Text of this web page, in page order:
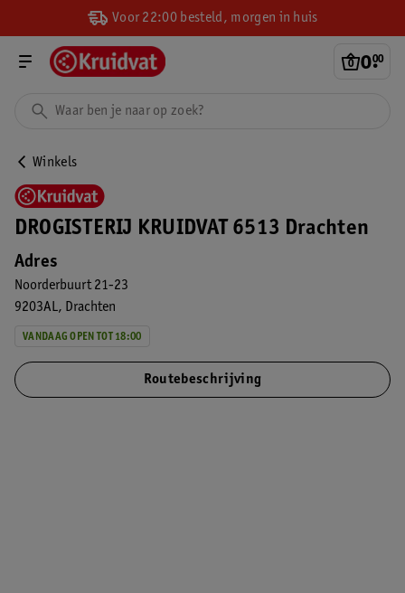
Voor 22:00 besteld, morgen in huis
0.
00
Winkels
DROGISTERIJ KRUIDVAT 6513 Drachten
Adres
Noorderbuurt 21-23
9203AL
Drachten
VANDAAG OPEN TOT 18:00
Routebeschrijving